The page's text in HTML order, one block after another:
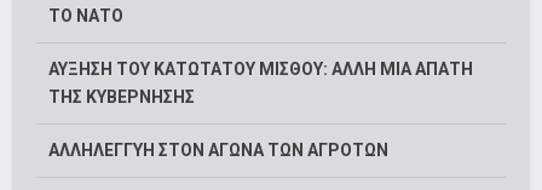
ΤΟ ΝΑΤΟ
ΑΥΞΗΣΗ ΤΟΥ ΚΑΤΩΤΑΤΟΥ ΜΙΣΘΟΥ: ΑΛΛΗ ΜΙΑ ΑΠΑΤΗ
ΤΗΣ ΚΥΒΕΡΝΗΣΗΣ
ΑΛΛΗΛΕΓΓΥΗ ΣΤΟΝ ΑΓΩΝΑ ΤΩΝ ΑΓΡΟΤΩΝ